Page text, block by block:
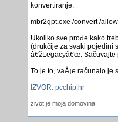
konvertiranje:
mbr2gpt.exe /convert /
Ukoliko sve prođe kako
(drukčije za svaki pojedini
â€žLegacyâ€œ. Sačuvajte
To je to, vaÅ¡e računalo je
IZVOR: pcchip.hr
zivot je moja domovina.